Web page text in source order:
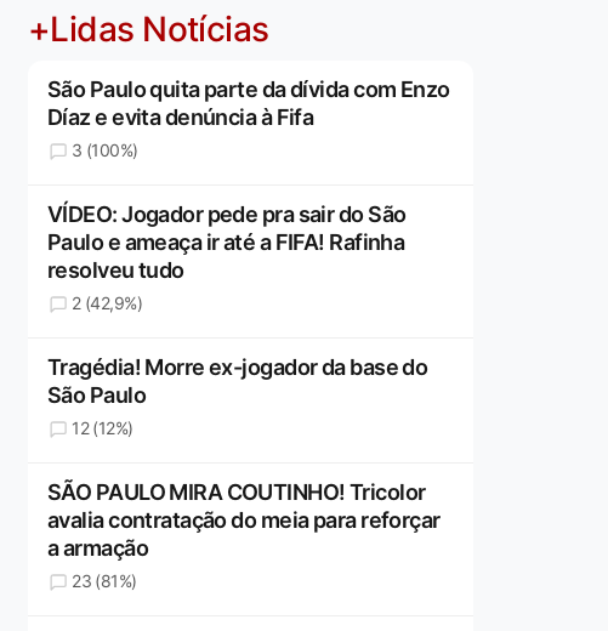
+Lidas Notícias
São Paulo quita parte da dívida com Enzo
Díaz e evita denúncia à Fifa
3 (100%)
VÍDEO: Jogador pede pra sair do São
Paulo e ameaça ir até a FIFA! Rafinha
resolveu tudo
2 (42,9%)
Tragédia! Morre ex-jogador da base do
São Paulo
12 (12%)
SÃO PAULO MIRA COUTINHO! Tricolor
avalia contratação do meia para reforçar
a armação
23 (81%)